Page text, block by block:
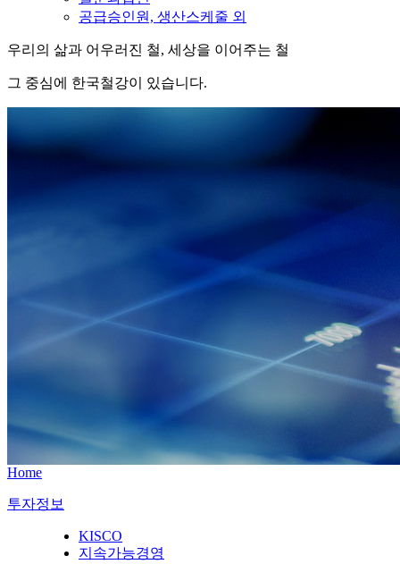
공급승인원, 생산스케줄 외
우리의 삶과 어우러진 철, 세상을 이어주는 철
그 중심에 한국철강이 있습니다.
Home
투자정보
KISCO
지속가능경영